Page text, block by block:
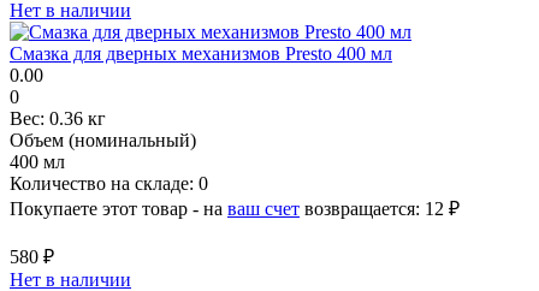
Нет в наличии
Смазка для дверных механизмов Presto 400 мл
0.00
0
Вес: 0.36 кг
Объем (номинальный)
400 мл
Количество на складе: 0
Покупаете этот товар - на ваш счет возвращается: 12 ₽
580 ₽
Нет в наличии